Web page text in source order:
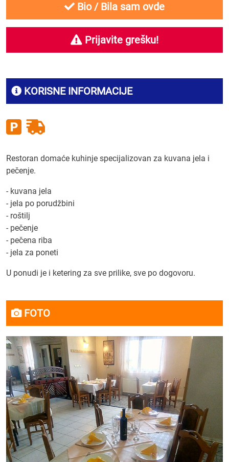
KORISNE INFORMACIJE
Restoran domaće kuhinje specijalizovan za kuvana jela i
pečenje.
- kuvana jela
- jela po porudžbini
- roštilj
- pečenje
- pečena riba
- jela za poneti
U ponudi je i ketering za sve prilike, sve po dogovoru.
FOTO
Bio / Bila sam ovde
Prijavite grešku!